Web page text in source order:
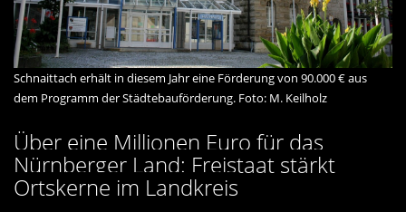
Schnaittach erhält in diesem Jahr eine Förderung von 90.000 € aus
dem Programm der Städtebauförderung. Foto: M. Keilholz
Über eine Millionen Euro für das
Nürnberger Land: Freistaat stärkt
Ortskerne im Landkreis